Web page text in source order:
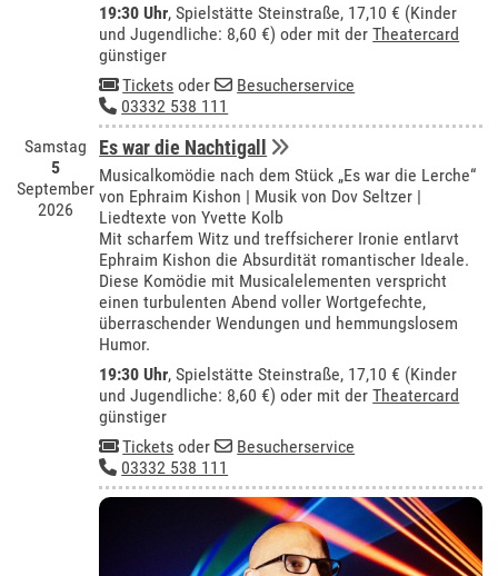
19:30 Uhr, Spielstätte Steinstraße, 17,10 € (Kinder
und Jugendliche: 8,60 €) oder mit derTheatercard
günstiger
Tickets oder
Besucherservice
03332 538 111
Samstag
5
September
2026
Es war die Nachtigall
Musicalkomödie nach dem Stück „Es war die Lerche“
von Ephraim Kishon | Musik von Dov Seltzer |
Liedtexte von Yvette Kolb
Mit scharfem Witz und treffsicherer Ironie entlarvt
Ephraim Kishon die Absurdität romantischer Ideale.
Diese Komödie mit Musicalelementen verspricht
einen turbulenten Abend voller Wortgefechte,
überraschender Wendungen und hemmungslosem
Humor.
19:30 Uhr, Spielstätte Steinstraße, 17,10 € (Kinder
und Jugendliche: 8,60 €) oder mit derTheatercard
günstiger
Tickets oder
Besucherservice
03332 538 111